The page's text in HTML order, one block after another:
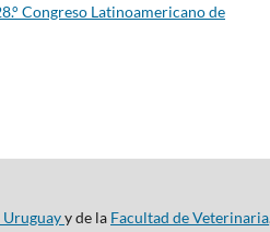
Congreso Latinoamericano de
y de la Facultad de Veterinaria